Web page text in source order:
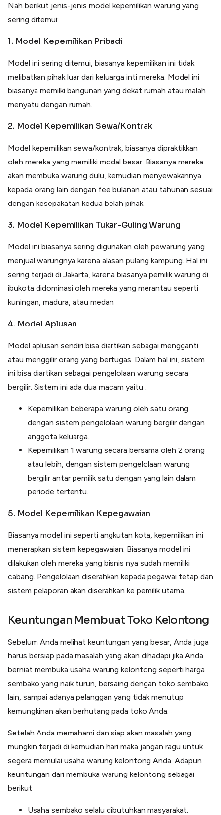
Nah berikut jenis-jenis model kepemilikan warung yang
sering ditemui:
1. Model Kepemilikan Pribadi
Model ini sering ditemui, biasanya kepemilikan ini tidak
melibatkan pihak luar dari keluarga inti mereka. Model ini
biasanya memilki bangunan yang dekat rumah atau malah
menyatu dengan rumah.
2. Model Kepemilikan Sewa/Kontrak
Model kepemilikan sewa/kontrak, biasanya dipraktikkan
oleh mereka yang memiliki modal besar. Biasanya mereka
akan membuka warung dulu, kemudian menyewakannya
kepada orang lain dengan fee bulanan atau tahunan sesuai
dengan kesepakatan kedua belah pihak.
3. Model Kepemilikan Tukar-Guling Warung
Model ini biasanya sering digunakan oleh pewarung yang
menjual warungnya karena alasan pulang kampung. Hal ini
sering terjadi di Jakarta, karena biasanya pemilik warung di
ibukota didominasi oleh mereka yang merantau seperti
kuningan, madura, atau medan
4. Model Aplusan
Model aplusan sendiri bisa diartikan sebagai mengganti
atau menggilir orang yang bertugas. Dalam hal ini, sistem
ini bisa diartikan sebagai pengelolaan warung secara
bergilir. Sistem ini ada dua macam yaitu :
Kepemilikan beberapa warung oleh satu orang
dengan sistem pengelolaan warung bergilir dengan
anggota keluarga.
Kepemilikan 1 warung secara bersama oleh 2 orang
atau lebih, dengan sistem pengelolaan warung
bergilir antar pemilik satu dengan yang lain dalam
periode tertentu.
5. Model Kepemilikan Kepegawaian
Biasanya model ini seperti angkutan kota, kepemilikan ini
menerapkan sistem kepegawaian. Biasanya model ini
dilakukan oleh mereka yang bisnis nya sudah memiliki
cabang. Pengelolaan diserahkan kepada pegawai tetap dan
sistem pelaporan akan diserahkan ke pemilik utama.
Keuntungan Membuat Toko Kelontong
Sebelum Anda melihat keuntungan yang besar, Anda juga
harus bersiap pada masalah yang akan dihadapi jika Anda
berniat membuka usaha warung kelontong seperti harga
sembako yang naik turun, bersaing dengan toko sembako
lain, sampai adanya pelanggan yang tidak menutup
kemungkinan akan berhutang pada toko Anda.
Setelah Anda memahami dan siap akan masalah yang
mungkin terjadi di kemudian hari maka jangan ragu untuk
segera memulai usaha warung kelontong Anda. Adapun
keuntungan dari membuka warung kelontong sebagai
berikut
Usaha sembako selalu dibutuhkan masyarakat.